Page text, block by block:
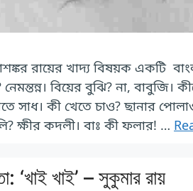
রায়ের খাদ্য বিষয়ক একটি
বিয়ের বুঝি? না,
সাধ। কী খেতে চাও? ছানার
ক্ষীর কদলী। বাঃ কী ফলার! …
‘খাই খাই’ – সুকুমার রায়